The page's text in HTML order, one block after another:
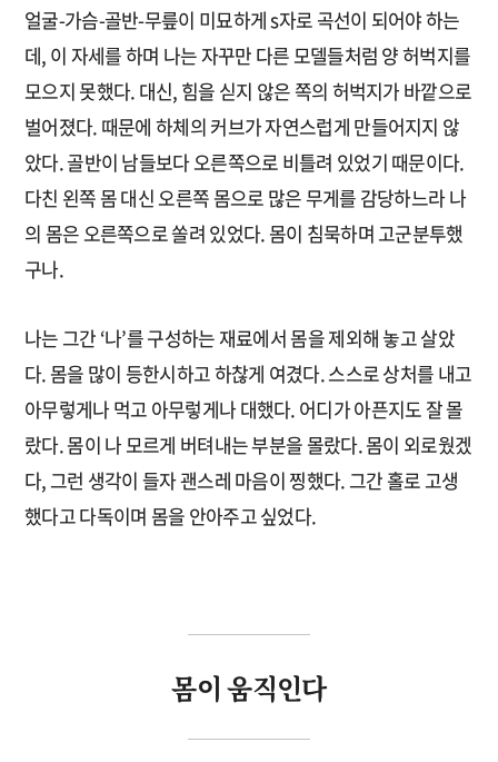
얼굴-가슴-골반-무릎이 미묘하게 s자로 곡선이 되어야 하는
데, 이 자세를 하며 나는 자꾸만 다른 모델들처럼 양 허벅지를
모으지 못했다. 대신, 힘을 싣지 않은 쪽의 허벅지가 바깥으로
벌어졌다. 때문에 하체의 커브가 자연스럽게 만들어지지 않
았다. 골반이 남들보다 오른쪽으로 비틀려 있었기 때문이다.
다친 왼쪽 몸 대신 오른쪽 몸으로 많은 무게를 감당하느라 나
의 몸은 오른쪽으로 쏠려 있었다. 몸이 침묵하며 고군분투했
구나.
나는 그간 ‘나’를 구성하는 재료에서 몸을 제외해 놓고 살았
다. 몸을 많이 등한시하고 하찮게 여겼다. 스스로 상처를 내고
아무렇게나 먹고 아무렇게나 대했다. 어디가 아픈지도 잘 몰
랐다. 몸이 나 모르게 버텨내는 부분을 몰랐다. 몸이 외로웠겠
다, 그런 생각이 들자 괜스레 마음이 찡했다. 그간 홀로 고생
했다고 다독이며 몸을 안아주고 싶었다.
몸이 움직인다